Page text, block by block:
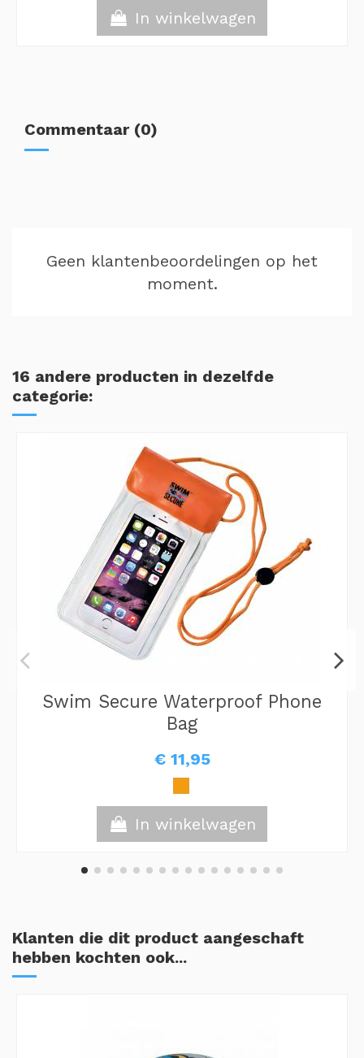
In winkelwagen
Commentaar (0)
Geen klantenbeoordelingen op het
moment.
16 andere producten in dezelfde
categorie:
Swim Secure Waterproof Phone
Bag
€ 11,95
In winkelwagen
Klanten die dit product aangeschaft
hebben kochten ook...